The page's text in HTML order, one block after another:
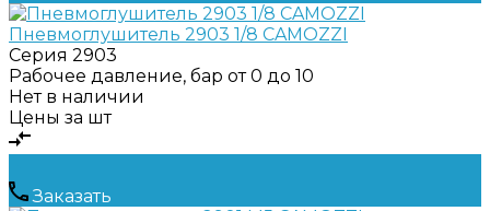
Пневмоглушитель 2903 1/8 CAMOZZI
Серия 2903
Рабочее давление, бар от 0 до 10
Нет в наличии
Цены за шт
Заказать